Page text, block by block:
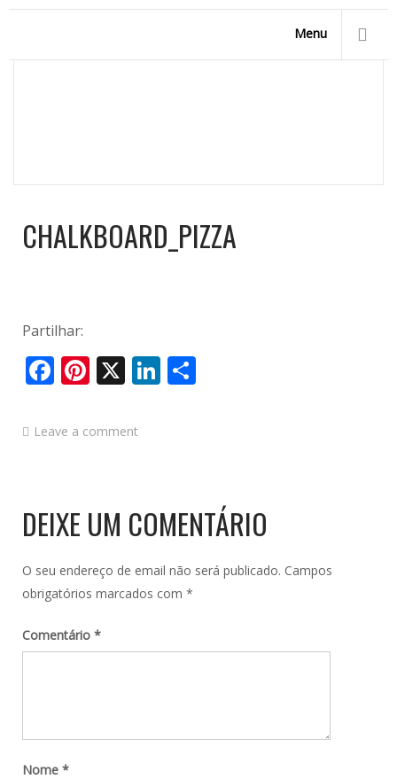
Menu
CHALKBOARD_PIZZA
Partilhar:
Facebook
Pinterest
X LinkedIn
Leave a comment
DEIXE UM COMENTÁRIO
O seu endereço de email não será publicado. Campos
obrigatórios marcados com *
Comentário *
Nome *